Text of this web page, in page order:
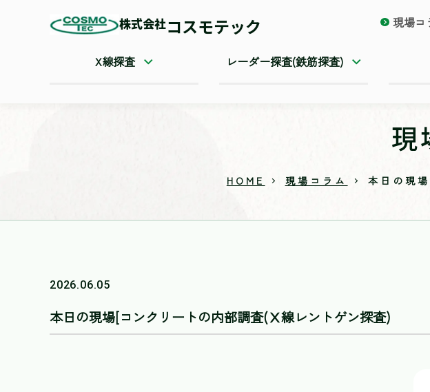
株式会社コスモテック 現場コ
X線探査 レーダー探査(鉄筋探査)
現
HOME 現場コラム 本日の現
2026.06.05
本日の現場[コンクリートの内部調査(Ⅹ線レントゲン探査)